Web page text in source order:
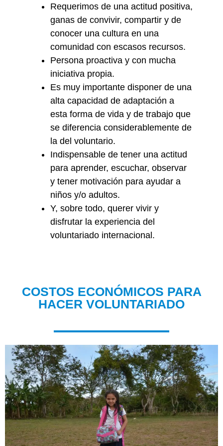
Requerimos de una actitud positiva,
ganas de convivir, compartir y de
conocer una cultura en una
comunidad con escasos recursos.
Persona proactiva y con mucha
iniciativa propia.
Es muy importante disponer de una
alta capacidad de adaptación a
esta forma de vida y de trabajo que
se diferencia considerablemente de
la del voluntario.
Indispensable de tener una actitud
para aprender, escuchar, observar
y tener motivación para ayudar a
niños y/o adultos.
Y, sobre todo, querer vivir y
disfrutar la experiencia del
voluntariado internacional.
COSTOS ECONÓMICOS PARA
HACER VOLUNTARIADO